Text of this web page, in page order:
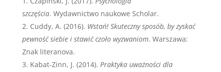
szczęścia. Wydawnictwo naukowe Scholar.
Cuddy, A. (2016). Wstań! Skuteczny sposób, by zyskać
pewność siebie i stawić czoło wyzwaniom. Warszawa:
Znak literanova.
Kabat-Zinn, J. (2014). Praktyka uważności dla